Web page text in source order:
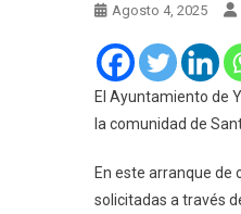
Agosto 4, 2025
El Ayuntamiento de
la comunidad de
En este arranque de
solicitadas a través